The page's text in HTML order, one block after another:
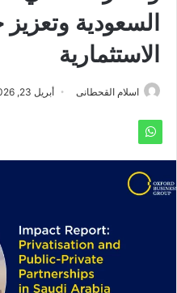
السعودية وتعزيز
الاستثمارية
اسلام القحطانى أبريل 23, 2026